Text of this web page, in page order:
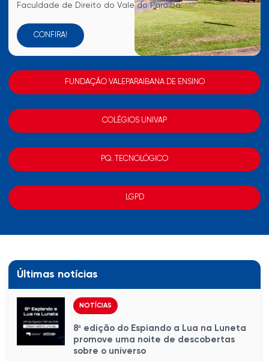
Faculdade de Direito do Vale do Paraíba.
CONFIRA!
FUNDAÇÃO VALEPARAIBANA DE ENSINO
COLÉGIOS UNIVAP
PQ. TECNOLÓGICO
LGPD
Últimas notícias
NOTÍCIAS
8ª edição do Espiando a Lua na Luneta
promove uma noite de descobertas
sobre o universo